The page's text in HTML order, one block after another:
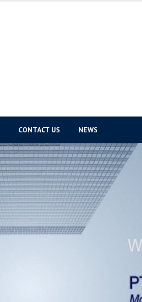
CONTACT US NEWS